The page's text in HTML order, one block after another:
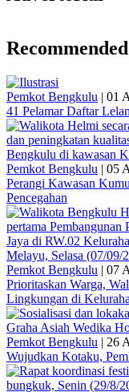
Recommended
Pemkot Bengkulu | 01
41 Pelamar Daftar
Pemkot Bengkulu | 05
Perangi Kawasan
Pencegahan
Pemkot Bengkulu | 07
Prioritaskan Warga,
Lingkungan di
Pemkot Bengkulu | 26
Wujudkan Kotaku,